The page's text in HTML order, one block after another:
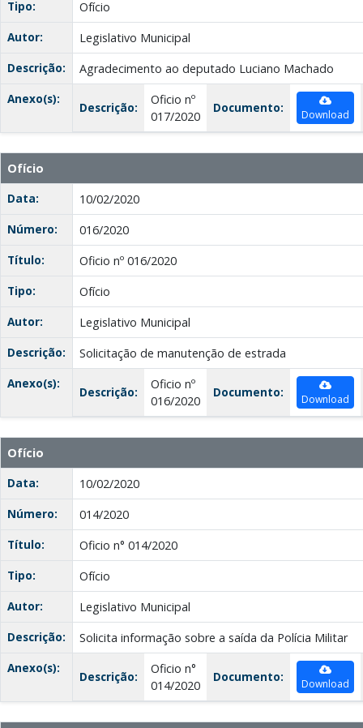
Tipo:
Ofício
Autor:
Legislativo Municipal
Descrição:
Agradecimento ao deputado Luciano Machado
Anexo(s):
Descrição:
Oficio nº
017/2020
Documento: Download
Ofício
Data:
10/02/2020
Número:
016/2020
Título:
Oficio nº 016/2020
Tipo:
Ofício
Autor:
Legislativo Municipal
Descrição:
Solicitação de manutenção de estrada
Anexo(s):
Descrição:
Oficio nº
016/2020
Documento: Download
Ofício
Data:
10/02/2020
Número:
014/2020
Título:
Oficio n° 014/2020
Tipo:
Ofício
Autor:
Legislativo Municipal
Descrição:
Solicita informação sobre a saída da Polícia Militar
Anexo(s):
Descrição:
Oficio n°
014/2020
Documento: Download